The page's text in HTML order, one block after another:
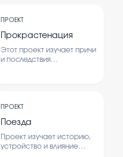
ПРОЕКТ
Прокрастенация
Этот проект изучает причи
и последствия
психологические и
откладывания дел.
ПРОЕКТ
Поезда
Проект изучает историю,
устройство и влияние